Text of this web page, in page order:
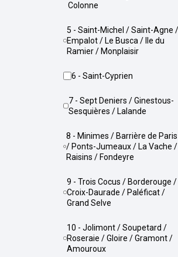
Colonne
5 - Saint-Michel / Saint-Agne /
Empalot / Le Busca / Ile du
Ramier / Monplaisir
6 - Saint-Cyprien
7 - Sept Deniers / Ginestous-
Sesquières / Lalande
8 - Minimes / Barrière de Paris
/ Ponts-Jumeaux / La Vache /
Raisins / Fondeyre
9 - Trois Cocus / Borderouge /
Croix-Daurade / Paléficat /
Grand Selve
10 - Jolimont / Soupetard /
Roseraie / Gloire / Gramont /
Amouroux